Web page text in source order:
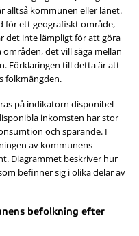
alltså kommunen eller länet.
för ett geografiskt område,
det inte lämpligt för att göra
det vill säga mellan
Förklaringen till detta är att
folkmängden.
på indikatorn disponibel
inkomsten har stor
och sparande. I
av kommunens
Diagrammet beskriver hur
befinner sig i olika delar av
befolkning efter